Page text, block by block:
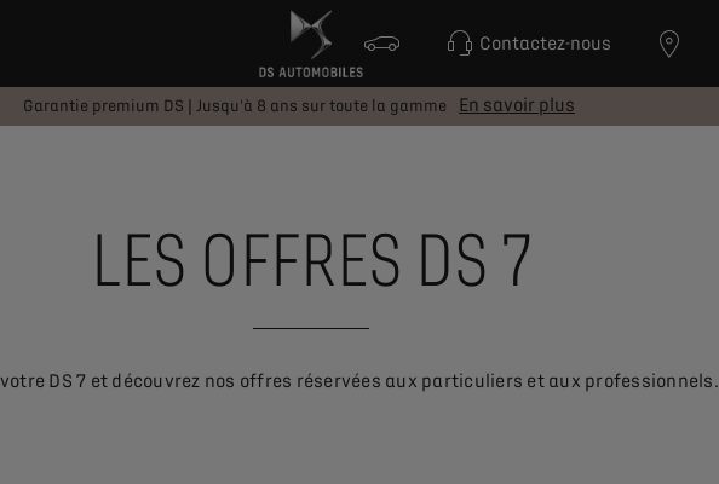
Contactez-nous
Garantie premium DS | Jusqu'à 8 ans sur toute la gamme En savoir plus
LES OFFRES DS 7
DS 7 et découvrez nos offres réservées aux particuliers et aux professionnels.